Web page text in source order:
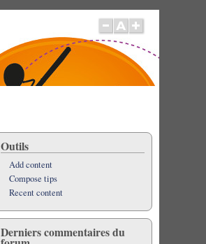
Outils
Add content
Compose tips
Recent content
Derniers commentaires du